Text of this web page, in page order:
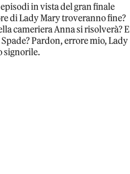
in vista del gran finale
di Lady Mary troveranno fine?
cameriera Anna si risolverà? E
Pardon, errore mio, Lady
signorile.